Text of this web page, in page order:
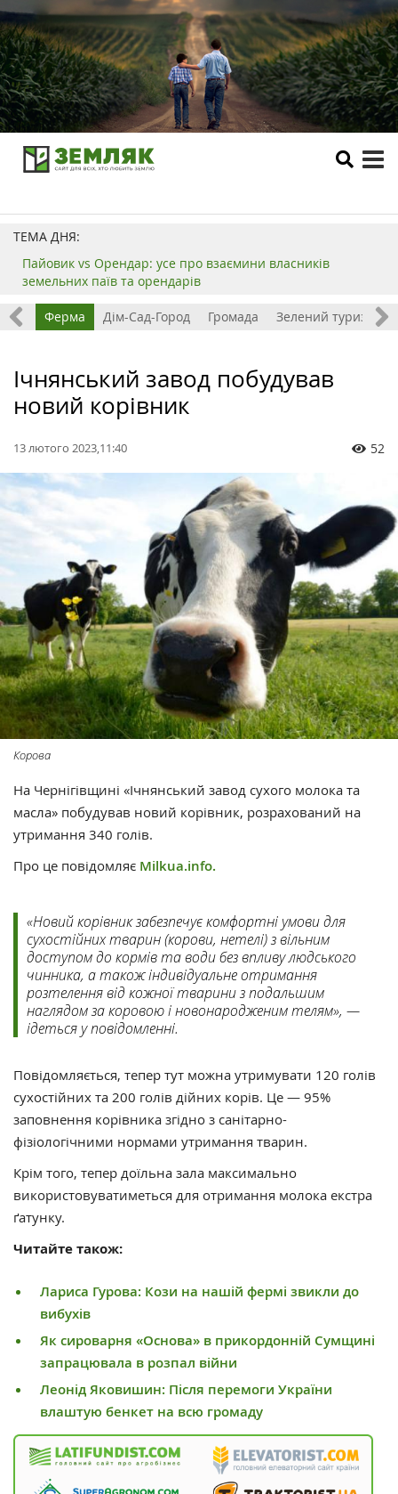
ТЕМА ДНЯ:
Пайовик vs Орендар: усе про взаємини власників
земельних паїв та орендарів
Ферма Дім-Сад-Город Громада Зелений туризм
Ічнянський завод побудував
новий корівник
13 лютого 2023,11:40 52
Корова
На Чернігівщині «Ічнянський завод сухого молока та
масла» побудував новий корівник, розрахований на
утримання 340 голів.
Про це повідомляє Milkua.info.
«Новий корівник забезпечує комфортні умови для
сухостійних тварин (корови, нетелі) з вільним
доступом до кормів та води без впливу людського
чинника, а також індивідуальне отримання
розтелення від кожної тварини з подальшим
наглядом за коровою і новонародженим телям», —
ідеться у повідомленні.
Повідомляється, тепер тут можна утримувати 120 голів
сухостійних та 200 голів дійних корів. Це — 95%
заповнення корівника згідно з санітарно-
фізіологічними нормами утримання тварин.
Крім того, тепер доїльна зала максимально
використовуватиметься для отримання молока екстра
ґатунку.
Читайте також:
Лариса Гурова: Кози на нашій фермі звикли до
вибухів
Як сироварня «Основа» в прикордонній Сумщині
запрацювала в розпал війни
Леонід Яковишин: Після перемоги України
влаштую бенкет на всю громаду